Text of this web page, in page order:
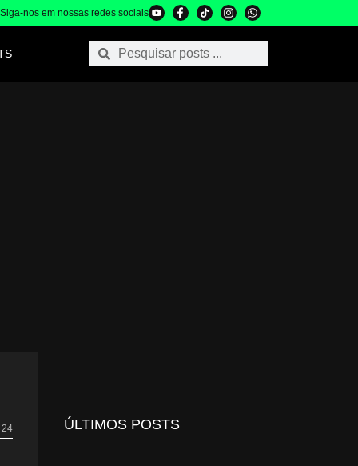
Siga-nos em nossas redes sociais
24 ÚLTIMOS POSTS